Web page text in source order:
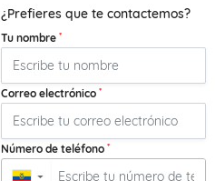
¿Prefieres que te contactemos?
Tu nombre *
Correo electrónico *
Número de teléfono *
▼